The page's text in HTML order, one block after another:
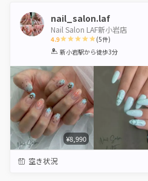
nail_salon.laf
Nail Salon LAF新小岩店
4.9
1 2 3 4 5
(5件)
新小岩駅から徒歩3分
¥8,990
空き状況